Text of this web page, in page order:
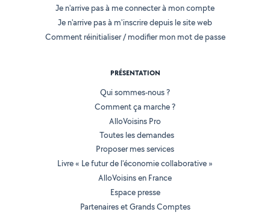
Je n'arrive pas à me connecter à mon compte
Je n'arrive pas à m'inscrire depuis le site web
Comment réinitialiser / modifier mon mot de passe
PRÉSENTATION
Qui sommes-nous ?
Comment ça marche ?
AlloVoisins Pro
Toutes les demandes
Proposer mes services
Livre « Le futur de l'économie collaborative »
AlloVoisins en France
Espace presse
Partenaires et Grands Comptes